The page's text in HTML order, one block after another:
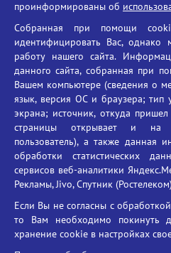
Противодействие угрозам
Социальные ролики - Генеральная
Противодействие коррупции
БГУ против наркотиков
Брянский
имени академика
Время работы: пн-
Телефон:
проинформированы об
Собранная при помощи
идентифицировать Вас,
работу нашего сайта.
данного сайта, собранная при
Вашем компьютере (сведения о
язык, версия ОС и браузера; тип
экрана; источник, откуда
страницы открывает и на
пользователь), а также данная
обработки статистических
сервисов веб-аналитики
Рекламы, Jivo, Спутник
Если Вы не согласны с
то Вам необходимо покинуть
хранение cookie в настройках